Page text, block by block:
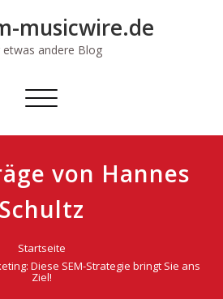
musicwire.de
etwas andere Blog
Schalte
von Hannes
Schultz
Startseite
Diese SEM-Strategie bringt Sie ans
Ziel!